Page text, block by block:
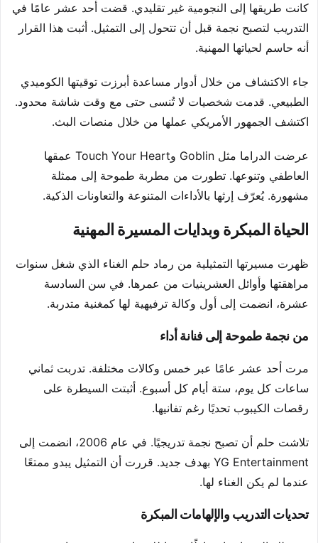
كانت طريقها إلى النجومية غير تقليدي. قضت أحد عشر عامًا في
التدريب لتصبح نجمة قبل أن تتحول إلى التمثيل. أثبت هذا القرار
أنه حاسم لحياتها المهنية.
جاء الاكتشاف من خلال أدوار مساعدة أبرزت توقيتها الكوميدي
الطبيعي. قدمت شخصيات لا تُنسى حتى مع وقت شاشة محدود.
اكتشف الجمهور الأمريكي عملها من خلال منصات البث.
عرضت الدراما مثل Goblin وTouch Your Heart عمقها
العاطفي وتنوعها. تطورت من مطربة طموحة إلى ممثلة
مشهورة. يُعرّف إرثها بالأداءات المتنوعة والتعاونات الذكية.
الحياة المبكرة وبدايات المسيرة المهنية
ظهرت مسيرتها التمثيلية من رماد حلم الغناء الذي شغل سنوات
مراهقتها وأوائل العشرينيات من عمرها. في سن السادسة
عشرة، انضمت إلى أول وكالة ترفيهية لها كمغنية متدربة.
من نجمة طموحة إلى فنانة أداء
مرت أحد عشر عامًا عبر خمس وكالات مختلفة. تدربت ثماني
ساعات كل يوم، ستة أيام كل أسبوع. أثبتت السيطرة على
رقصات الكيبوب تحديًا رغم تفانيها.
تلاشت حلم أن تصبح نجمة تدريجيًا. في عام 2006، انضمت إلى
YG Entertainment بهدف جديد. قررت أن التمثيل يبدو ممتعًا
عندما لم يكن الغناء لها.
تحديات التدريب والإلهامات المبكرة